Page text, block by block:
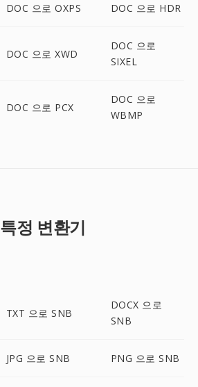
DOC 으로 OXPS DOC 으로 HDR
DOC 으로 XWD
DOC 으로
SIXEL
DOC 으로 PCX
DOC 으로
WBMP
특정 변환기
TXT 으로 SNB
DOCX 으로
SNB
JPG 으로 SNB PNG 으로 SNB